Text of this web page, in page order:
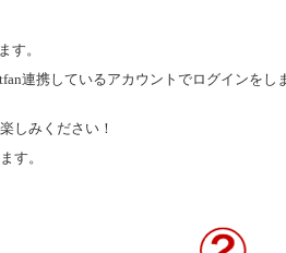
す。
連携しているアカウントでログインをし
しみください！
す。